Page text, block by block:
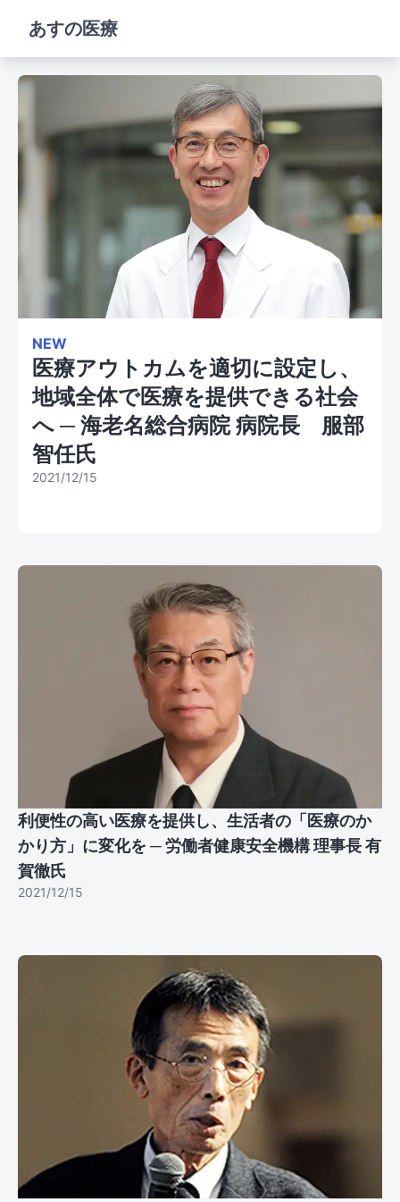
あすの医療
NEW
医療アウトカムを適切に設定し、
地域全体で医療を提供できる社会
へ ─ 海老名総合病院 病院長 服部
智任氏
2021/12/15
利便性の高い医療を提供し、生活者の「医療のか
かり方」に変化を ─ 労働者健康安全機構 理事長 有
賀徹氏
2021/12/15